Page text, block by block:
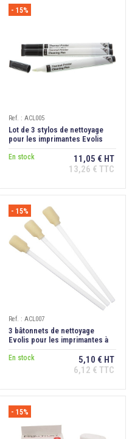
- 15%
Ref. : ACL005
Lot de 3 stylos de nettoyage
pour les imprimantes Evolis
En stock
11,05 € HT
13,26 € TTC
- 15%
Ref. : ACL007
3 bâtonnets de nettoyage
Evolis pour les imprimantes à
En stock
5,10 € HT
6,12 € TTC
- 15%